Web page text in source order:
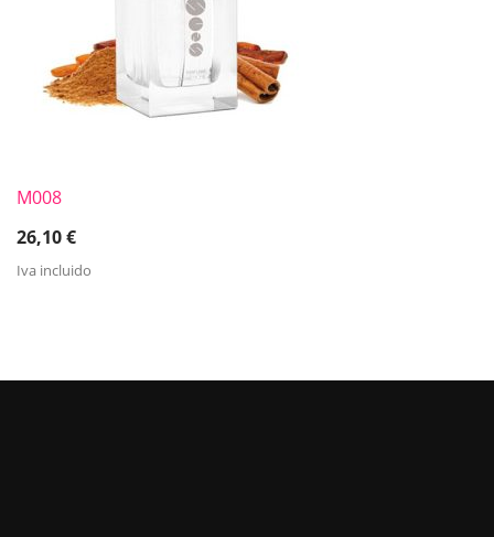
M008
26,10€
Iva incluido